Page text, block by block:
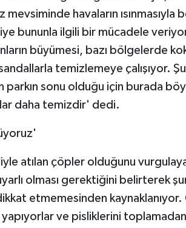
havaların ısınmasıyla
bununla ilgili bir mücadele
büyümesi, bazı bölgelerde
temizlemeye çalışıyor.
parkın sonu olduğu için burada
daha temizdir' dedi.
atılan çöpler olduğunu
olması gerektiğini belirterek
etmemesinden
ve pisliklerini